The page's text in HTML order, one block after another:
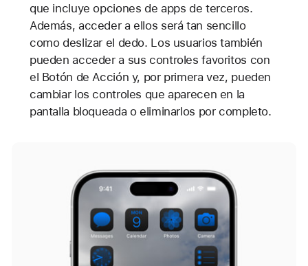
que incluye opciones de apps de terceros.
Además, acceder a ellos será tan sencillo
como deslizar el dedo. Los usuarios también
pueden acceder a sus controles favoritos con
el Botón de Acción y, por primera vez, pueden
cambiar los controles que aparecen en la
pantalla bloqueada o eliminarlos por completo.